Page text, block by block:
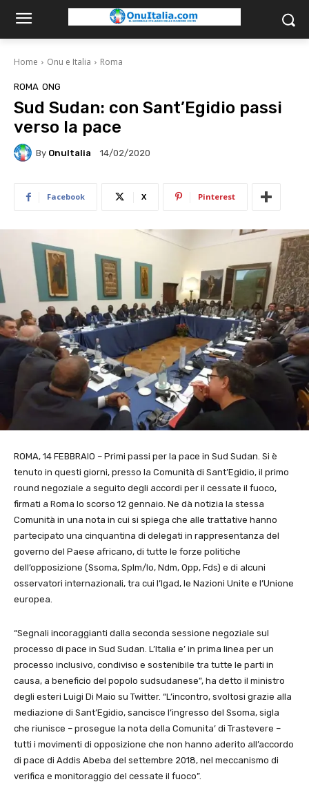
Home Onu e Italia Roma
ROMA ONG
Sud Sudan: con Sant’Egidio passi
verso la pace
By OnuItalia 14/02/2020
Facebook X Pinterest
ROMA, 14 FEBBRAIO – Primi passi per la pace in Sud Sudan. Si è
tenuto in questi giorni, presso la Comunità di Sant’Egidio, il primo
round negoziale a seguito degli accordi per il cessate il fuoco,
firmati a Roma lo scorso 12 gennaio. Ne dà notizia la stessa
Comunità in una nota in cui si spiega che alle trattative hanno
partecipato una cinquantina di delegati in rappresentanza del
governo del Paese africano, di tutte le forze politiche
dell’opposizione (Ssoma, Splm/Io, Ndm, Opp, Fds) e di alcuni
osservatori internazionali, tra cui l’Igad, le Nazioni Unite e l’Unione
europea.
“Segnali incoraggianti dalla seconda sessione negoziale sul
processo di pace in Sud Sudan. L’Italia e’ in prima linea per un
processo inclusivo, condiviso e sostenibile tra tutte le parti in
causa, a beneficio del popolo sudsudanese”, ha detto il ministro
degli esteri Luigi Di Maio su Twitter. “L’incontro, svoltosi grazie alla
mediazione di Sant’Egidio, sancisce l’ingresso del Ssoma, sigla
che riunisce – prosegue la nota della Comunita’ di Trastevere –
tutti i movimenti di opposizione che non hanno aderito all’accordo
di pace di Addis Abeba del settembre 2018, nel meccanismo di
verifica e monitoraggio del cessate il fuoco”.